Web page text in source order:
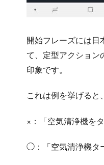
開始フレーズには日
て、定型アクション
印象です。
これは例を挙げると、
×：「空気清浄機を
◯：「空気清浄機タ